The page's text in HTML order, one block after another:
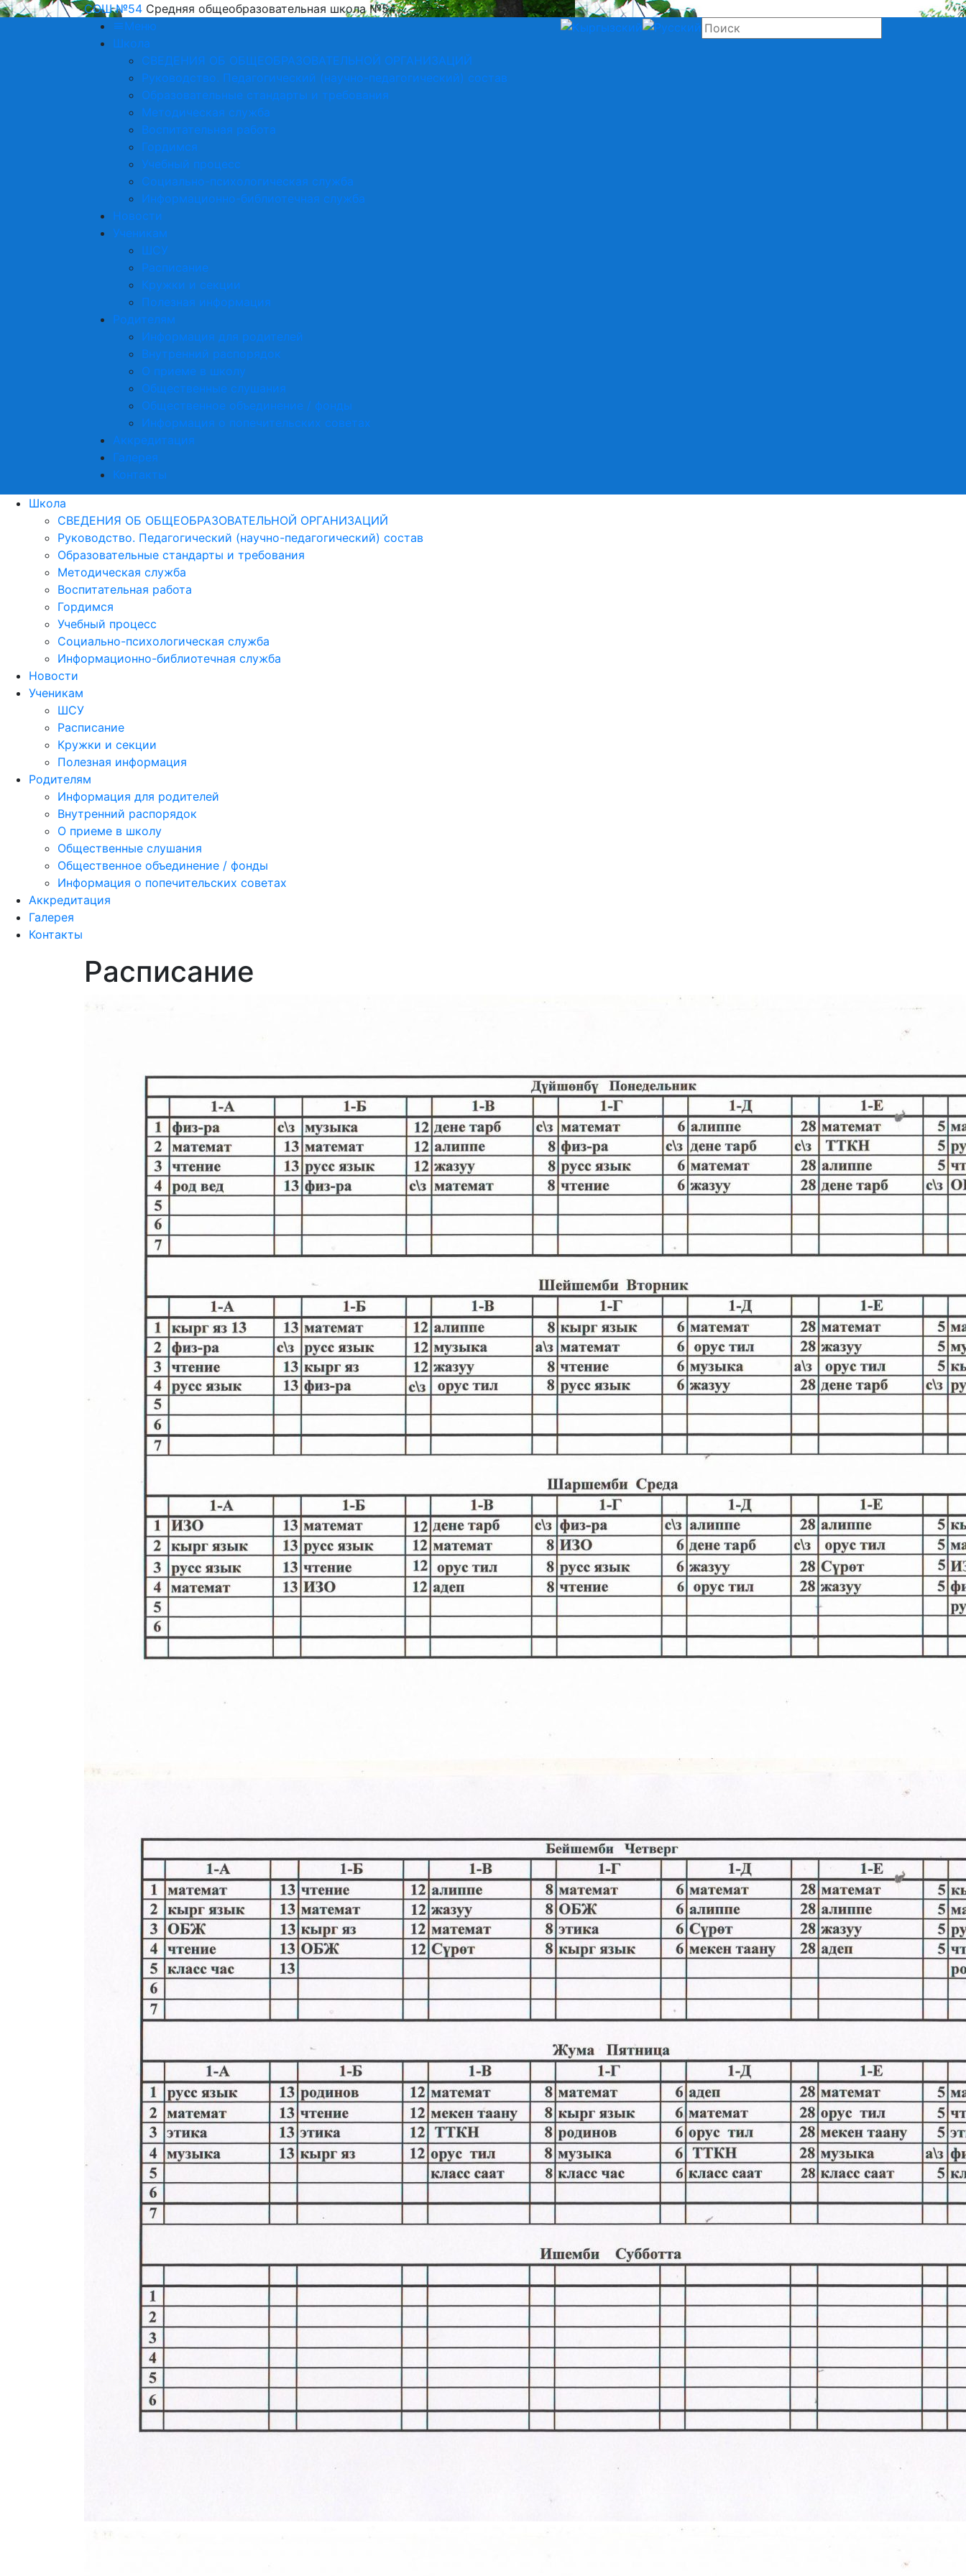
СОШ №54 Средняя общеобразовательная школа №54
Меню
Школа
СВЕДЕНИЯ ОБ ОБЩЕОБРАЗОВАТЕЛЬНОЙ ОРГАНИЗАЦИЙ
Руководство. Педагогический (научно-педагогический) состав
Образовательные стандарты и требования
Методическая служба
Воспитательная работа
Гордимся
Учебный процесс
Социально-психологическая служба
Информационно-библиотечная служба
Новости
Ученикам
ШСУ
Расписание
Кружки и секции
Полезная информация
Родителям
Информация для родителей
Внутренний распорядок
О приеме в школу
Общественные слушания
Общественное объединение / фонды
Информация о попечительских советах
Аккредитация
Галерея
Контакты
Школа
СВЕДЕНИЯ ОБ ОБЩЕОБРАЗОВАТЕЛЬНОЙ ОРГАНИЗАЦИЙ
Руководство. Педагогический (научно-педагогический) состав
Образовательные стандарты и требования
Методическая служба
Воспитательная работа
Гордимся
Учебный процесс
Социально-психологическая служба
Информационно-библиотечная служба
Новости
Ученикам
ШСУ
Расписание
Кружки и секции
Полезная информация
Родителям
Информация для родителей
Внутренний распорядок
О приеме в школу
Общественные слушания
Общественное объединение / фонды
Информация о попечительских советах
Аккредитация
Галерея
Контакты
Расписание